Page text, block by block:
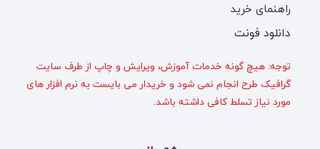
راهنمای خرید
دانلود فونت
توجه: هیچ گونه خدمات آموزش، ویرایش و چاپ از طرف سایت
گرافیک طرح انجام نمی شود و خریدار می بایست به نرم افزار های
مورد نیاز تسلط کافی داشته باشد.